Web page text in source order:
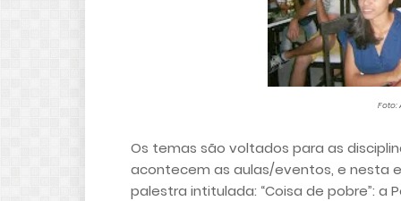
Foto:
Os temas são voltados para as
acontecem as aulas/eventos, e nesta
palestra intitulada: “Coisa de pobre”: a